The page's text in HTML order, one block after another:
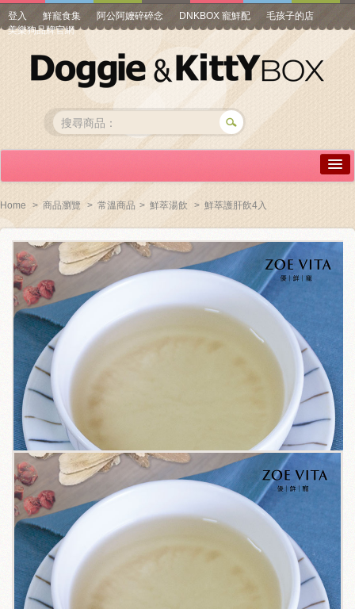
登入 鮮寵食集 阿公阿嬤碎碎念 DNKBOX 寵鮮配
毛孩子的店
美樂狗品牌官網
常見問答
商品瀏覽
線上訂購
帳號專區
關於我們
毛孩健康之道
Home > 商品瀏覽 > 常溫商品 > 鮮萃湯飲 > 鮮萃護肝飲4入